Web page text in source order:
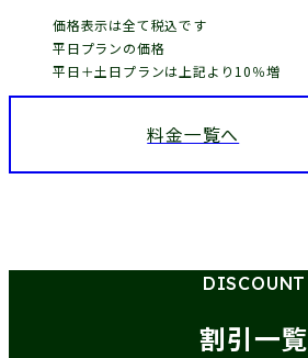
価格表示は全て税込です
平日プランの価格
平日＋土日プランは上記より10％増
料金一覧へ
DISCOUNT
割引一覧